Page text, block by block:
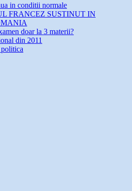
in conditii normale
FRANCEZ SUSTINUT IN
doar la 3 materii?
din 2011